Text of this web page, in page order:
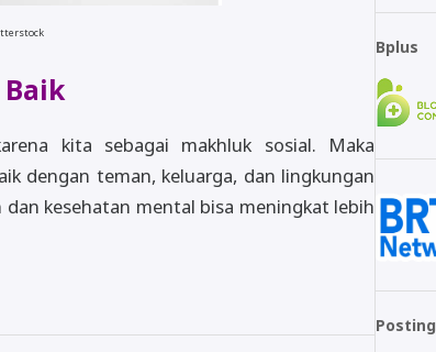
kita sebagai makhluk sosial. Maka
dengan teman, keluarga, dan lingkungan
kesehatan mental bisa meningkat lebih
Bplus